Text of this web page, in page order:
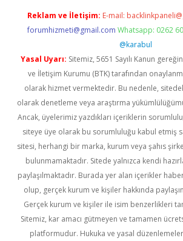
Reklam ve İletişim: E-mail:
forumhizmeti@gmail.com Whatsapp: 0262
@karabul
Yasal Uyarı: Sitemiz, 5651 Sayılı Kanun
ve İletişim Kurumu (BTK) tarafından
olarak hizmet vermektedir. Bu nedenle,
olarak denetleme veya araştırma
Ancak, üyelerimiz yazdıkları içeriklerin
siteye üye olarak bu sorumluluğu kabul etmiş
sitesi, herhangi bir marka, kurum veya şahıs
bulunmamaktadır. Sitede yalnızca kendi
paylaşılmaktadır. Burada yer alan içerikler
olup, gerçek kurum ve kişiler hakkında
Gerçek kurum ve kişiler ile isim benzerlikleri
Sitemiz, kar amacı gütmeyen ve tamamen
platformudur. Hukuka ve yasal